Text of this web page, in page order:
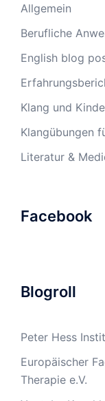
Allgemein
Berufliche
English blog
Klang und
Klangübungen
Literatur &
Facebook
Blogroll
Peter Hess
Europäischer
Therapie e.V.